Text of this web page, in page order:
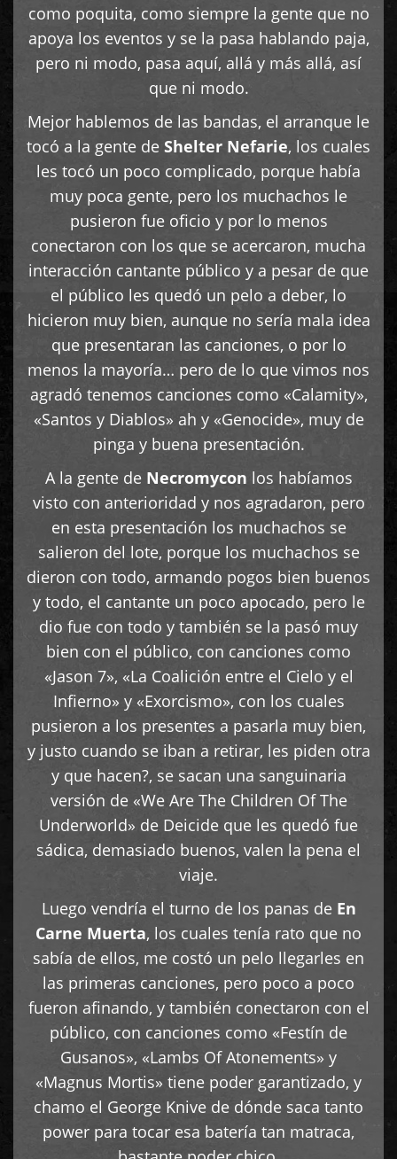
como poquita, como siempre la gente que no
apoya los eventos y se la pasa hablando paja,
pero ni modo, pasa aquí, allá y más allá, así
que ni modo.
Mejor hablemos de las bandas, el arranque le
tocó a la gente de Shelter Nefarie, los cuales
les tocó un poco complicado, porque había
muy poca gente, pero los muchachos le
pusieron fue oficio y por lo menos
conectaron con los que se acercaron, mucha
interacción cantante público y a pesar de que
el público les quedó un pelo a deber, lo
hicieron muy bien, aunque no sería mala idea
que presentaran las canciones, o por lo
menos la mayoría… pero de lo que vimos nos
agradó tenemos canciones como «Calamity»,
«Santos y Diablos» ah y «Genocide», muy de
pinga y buena presentación.
A la gente de Necromycon los habíamos
visto con anterioridad y nos agradaron, pero
en esta presentación los muchachos se
salieron del lote, porque los muchachos se
dieron con todo, armando pogos bien buenos
y todo, el cantante un poco apocado, pero le
dio fue con todo y también se la pasó muy
bien con el público, con canciones como
«Jason 7», «La Coalición entre el Cielo y el
Infierno» y «Exorcismo», con los cuales
pusieron a los presentes a pasarla muy bien,
y justo cuando se iban a retirar, les piden otra
y que hacen?, se sacan una sanguinaria
versión de «We Are The Children Of The
Underworld» de Deicide que les quedó fue
sádica, demasiado buenos, valen la pena el
viaje.
Luego vendría el turno de los panas de En
Carne Muerta, los cuales tenía rato que no
sabía de ellos, me costó un pelo llegarles en
las primeras canciones, pero poco a poco
fueron afinando, y también conectaron con el
público, con canciones como «Festín de
Gusanos», «Lambs Of Atonements» y
«Magnus Mortis» tiene poder garantizado, y
chamo el George Knive de dónde saca tanto
power para tocar esa batería tan matraca,